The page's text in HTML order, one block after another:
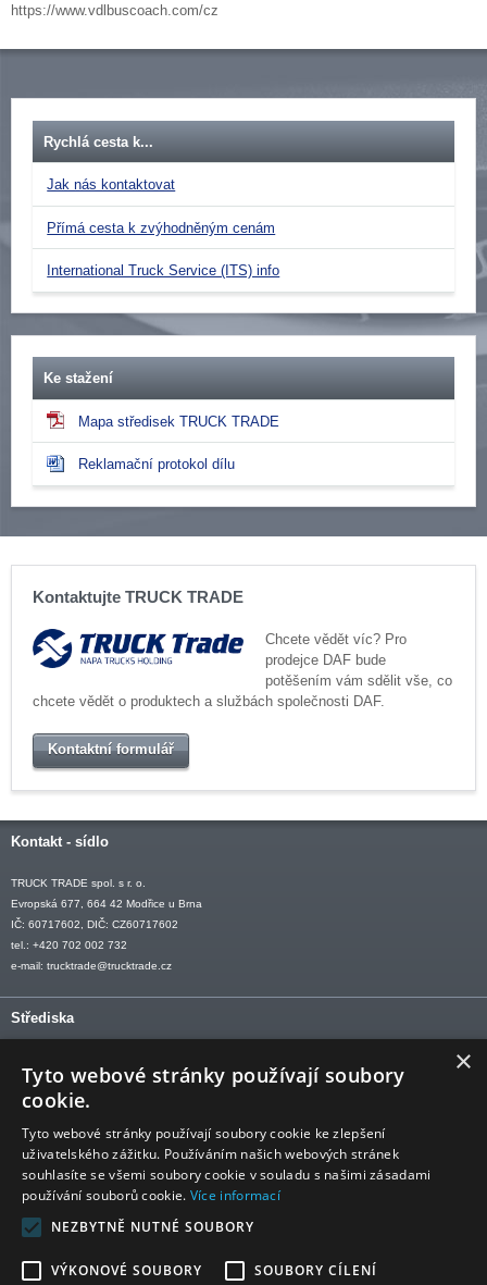
https://www.vdlbuscoach.com/cz
Rychlá cesta k...
Jak nás kontaktovat
Přímá cesta k zvýhodněným cenám
International Truck Service (ITS) info
Ke stažení
Mapa středisek TRUCK TRADE
Reklamační protokol dílu
Kontaktujte TRUCK TRADE
Chcete vědět víc? Pro
prodejce DAF bude
potěšením vám sdělit vše, co
chcete vědět o produktech a službách společnosti DAF.
Kontaktní formulář
Kontakt - sídlo
TRUCK TRADE spol. s r. o.
Evropská 677, 664 42 Modřice u Brna
IČ: 60717602, DIČ: CZ60717602
tel.: +420 702 002 732
e-mail: trucktrade@trucktrade.cz
Střediska
OSTRAVA tel: +420 602 547 882
OTROKOVICE tel: +420 577 110 921-2
Sledujte nás
×
Tyto webové stránky používají soubory
cookie.
Tyto webové stránky používají soubory cookie ke zlepšení
uživatelského zážitku. Používáním našich webových stránek
souhlasíte se všemi soubory cookie v souladu s našimi zásadami
používání souborů cookie. Více informací
NEZBYTNĚ NUTNÉ SOUBORY
VÝKONOVÉ SOUBORY SOUBORY CÍLENÍ